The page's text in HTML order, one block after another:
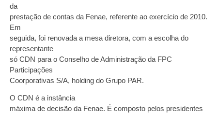
da
prestação de contas da Fenae, referente ao exercício de 2010.
Em
seguida, foi renovada a mesa diretora, com a escolha do
representante
só CDN para o Conselho de Administração da FPC
Participações
Coorporativas S/A, holding do Grupo PAR.
O CDN é a instância
máxima de decisão da Fenae. É composto pelos presidentes